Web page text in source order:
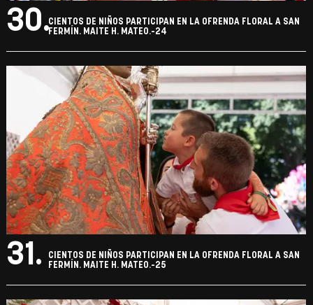
30.CIENTOS DE NIÑOS PARTICIPAN EN LA OFRENDA FLORAL A SAN
FERMÍN. MAITE H. MATEO.-24
31.
CIENTOS DE NIÑOS PARTICIPAN EN LA OFRENDA FLORAL A SAN
FERMÍN. MAITE H. MATEO.-25